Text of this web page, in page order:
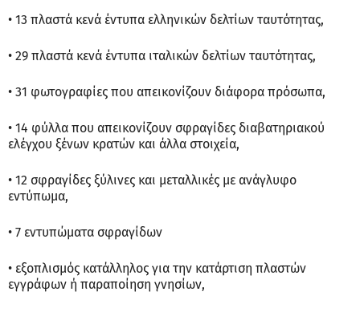
• 13 πλαστά κενά έντυπα ελληνικών δελτίων ταυτότητας,
• 29 πλαστά κενά έντυπα ιταλικών δελτίων ταυτότητας,
• 31 φωτογραφίες που απεικονίζουν διάφορα πρόσωπα,
• 14 φύλλα που απεικονίζουν σφραγίδες διαβατηριακού
ελέγχου ξένων κρατών και άλλα στοιχεία,
• 12 σφραγίδες ξύλινες και μεταλλικές με ανάγλυφο
εντύπωμα,
• 7 εντυπώματα σφραγίδων
• εξοπλισμός κατάλληλος για την κατάρτιση πλαστών
εγγράφων ή παραποίηση γνησίων,